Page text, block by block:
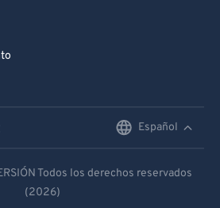
Español
Español
Todos los derechos reservados
(2026)